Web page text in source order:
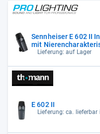
Sennheiser E 602 II
mit
Lieferung: auf Lager
E 602 II
Lieferung: ca. lieferbar